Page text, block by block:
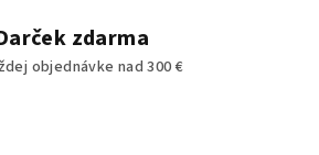
zdarma
objednávke nad 300 €